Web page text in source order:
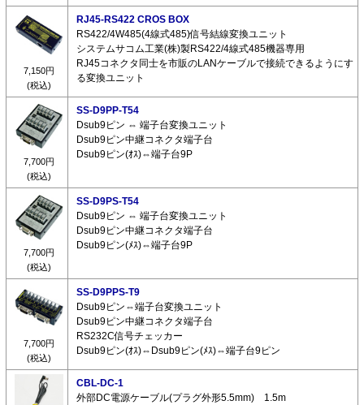
7,150円
(税込)
RJ45-RS422 CROS BOX
RS422/4W485(4線式485)信号結線変換ユニット
システムサコム工業(株)製RS422/4線式485機器専用
RJ45コネクタ同士を市販のLANケーブルで接続できるようにす
る変換ユニット
7,700円
(税込)
SS-D9PP-T54
Dsub9ピン ⇔ 端子台変換ユニット
Dsub9ピン中継コネクタ端子台
Dsub9ピン(ｵｽ)⇔端子台9P
7,700円
(税込)
SS-D9PS-T54
Dsub9ピン ⇔ 端子台変換ユニット
Dsub9ピン中継コネクタ端子台
Dsub9ピン(ﾒｽ)⇔端子台9P
7,700円
(税込)
SS-D9PPS-T9
Dsub9ピン⇔端子台変換ユニット
Dsub9ピン中継コネクタ端子台
RS232C信号チェッカー
Dsub9ピン(ｵｽ)⇔Dsub9ピン(ﾒｽ)⇔端子台9ピン
CBL-DC-1
外部DC電源ケーブル(プラグ外形5.5mm) 1.5m